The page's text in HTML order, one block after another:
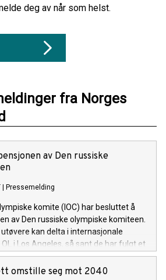
deg av når som helst.
fra Norges
av Den russiske
Pressemelding
komite (IOC) har besluttet å
av Den russiske olympiske komiteen.
kan delta i internasjonale
i Los Angeles, så sant de har fulgt et
regime.
omstille seg mot 2040